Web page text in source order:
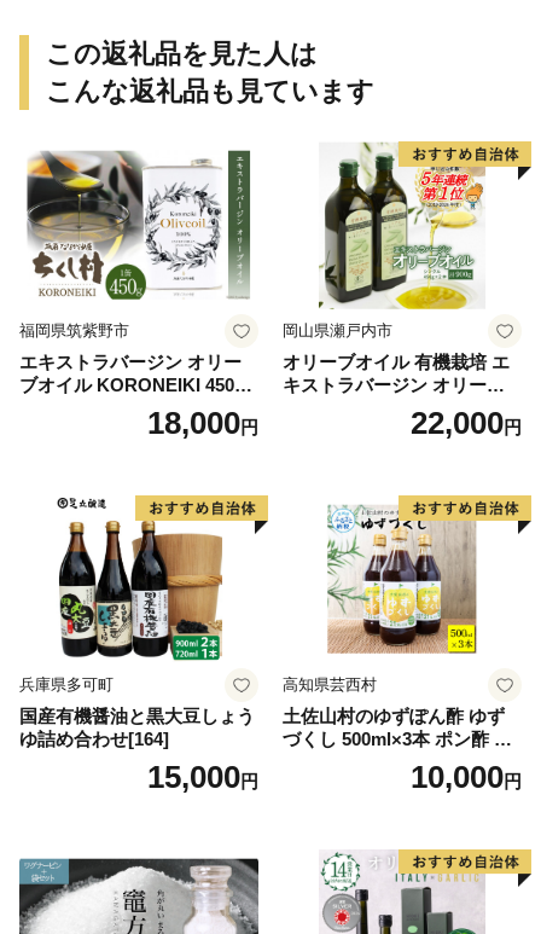
この返礼品を見た人は
こんな返礼品も見ています
福岡県筑紫野市
エキストラバージン オリー
ブオイル KORONEIKI 450g
[筑前たなか油屋 福岡県 筑紫
野市 21760403] 油 食用油 オ
18,000円
岡山県瀬戸内市
オリーブオイル 有機栽培 エ
キストラバージン オリーブ
オイル シングル 2本 セット
オーガニック 調味料 油 オリ
22,000円
兵庫県多可町
国産有機醤油と黒大豆しょう
ゆ詰め合わせ[164]
15,000円
高知県芸西村
土佐山村のゆずぽん酢 ゆず
づくし 500ml×3本 ポン酢 ポ
ンズ ゆず 柚子 調味料 さっぱ
り 美味しい おいしい 鍋 しゃ
10,000円